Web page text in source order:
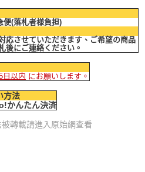
便(落札者様負担)
応させていただきます、ご希望の商品
後にご連絡ください。
日以内 にお願いします。
方法
かんたん決済